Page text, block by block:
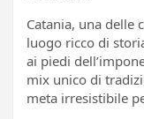
Catania, una delle
luogo ricco di
ai piedi
mix unico di
meta irresistibile